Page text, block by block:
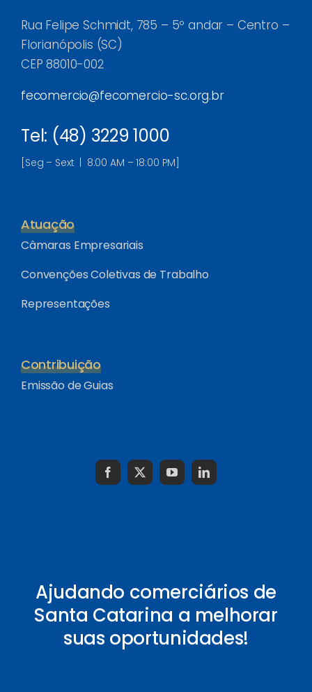
Rua Felipe Schmidt, 785 – 5º andar – Centro –
Florianópolis (SC)
CEP 88010-002
fecomercio@fecomercio-sc.org.br
Tel: (48) 3229 1000
[Seg – Sext | 8:00 AM – 18:00 PM]
Atuação
Câmaras Empresariais
Convenções Coletivas de Trabalho
Representações
Contribuição
Emissão de Guias
Ajudando comerciários de
Santa Catarina a melhorar
suas oportunidades!